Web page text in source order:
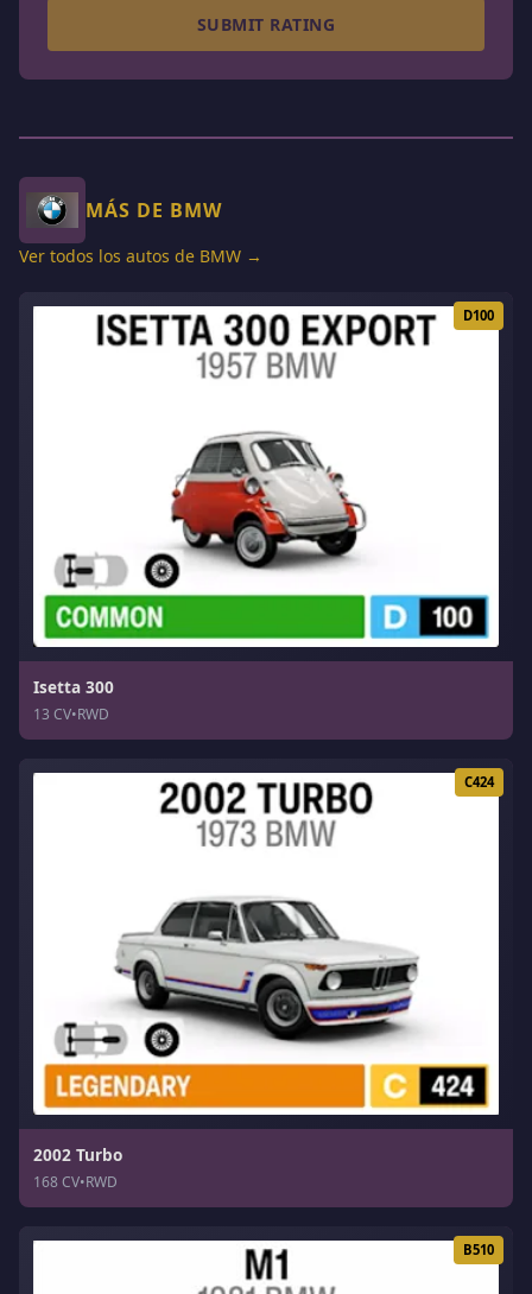
SUBMIT RATING
MÁS DE BMW
Ver todos los autos de BMW →
D100
Isetta 300
13 CV•RWD
C424
2002 Turbo
168 CV•RWD
B510